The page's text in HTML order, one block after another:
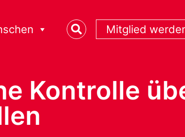
Mitglied
Kontrolle